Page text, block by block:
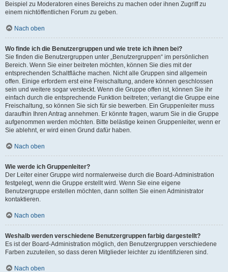
Beispiel zu Moderatoren eines Bereichs zu machen oder ihnen Zugriff zu
einem nichtöffentlichen Forum zu geben.
Nach oben
Wo finde ich die Benutzergruppen und wie trete ich ihnen bei?
Sie finden die Benutzergruppen unter „Benutzergruppen“ im persönlichen
Bereich. Wenn Sie einer beitreten möchten, können Sie dies mit der
entsprechenden Schaltfläche machen. Nicht alle Gruppen sind allgemein
offen. Einige erfordern erst eine Freischaltung, andere können geschlossen
sein und weitere sogar versteckt. Wenn die Gruppe offen ist, können Sie ihr
einfach durch die entsprechende Funktion beitreten; verlangt die Gruppe eine
Freischaltung, so können Sie sich für sie bewerben. Ein Gruppenleiter muss
daraufhin Ihren Antrag annehmen. Er könnte fragen, warum Sie in die Gruppe
aufgenommen werden möchten. Bitte belästige keinen Gruppenleiter, wenn er
Sie ablehnt, er wird einen Grund dafür haben.
Nach oben
Wie werde ich Gruppenleiter?
Der Leiter einer Gruppe wird normalerweise durch die Board-Administration
festgelegt, wenn die Gruppe erstellt wird. Wenn Sie eine eigene
Benutzergruppe erstellen möchten, dann sollten Sie einen Administrator
kontaktieren.
Nach oben
Weshalb werden verschiedene Benutzergruppen farbig dargestellt?
Es ist der Board-Administration möglich, den Benutzergruppen verschiedene
Farben zuzuteilen, so dass deren Mitglieder leichter zu identifizieren sind.
Nach oben